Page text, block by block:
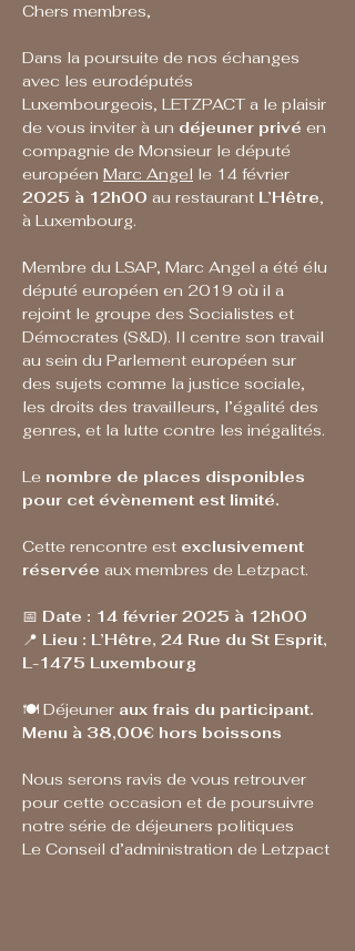
Chers membres,
Dans la poursuite de nos échanges
avec les eurodéputés
Luxembourgeois, LETZPACT a le plaisir
de vous inviter à un déjeuner privé en
compagnie de Monsieur le député
européen Marc Angel le 14 février
2025 à 12h00 au restaurant L’Hêtre,
à Luxembourg.
Membre du LSAP, Marc Angel a été élu
député européen en 2019 où il a
rejoint le groupe des Socialistes et
Démocrates (S&D). Il centre son travail
au sein du Parlement européen sur
des sujets comme la justice sociale,
les droits des travailleurs, l’égalité des
genres, et la lutte contre les inégalités.
Le nombre de places disponibles
pour cet évènement est limité.
Cette rencontre est exclusivement
réservée aux membres de Letzpact.
📅 Date : 14 février 2025 à 12h00
📍 Lieu : L’Hêtre, 24 Rue du St Esprit,
L-1475 Luxembourg
🍽️ Déjeuner aux frais du participant.
Menu à 38,00€ hors boissons
Nous serons ravis de vous retrouver
pour cette occasion et de poursuivre
notre série de déjeuners politiques
Le Conseil d’administration de Letzpact